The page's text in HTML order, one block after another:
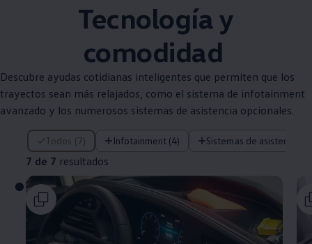
Tecnología y
comodidad
Descubre ayudas cotidianas inteligentes que permiten que los
trayectos sean más relajados, como el sistema de infotainment
avanzado y los numerosos sistemas de asistencia opcionales.
Todos (7) Infotainment (4) Sistemas de asistencia
7 de 7 resultados
7 de 7 resultados